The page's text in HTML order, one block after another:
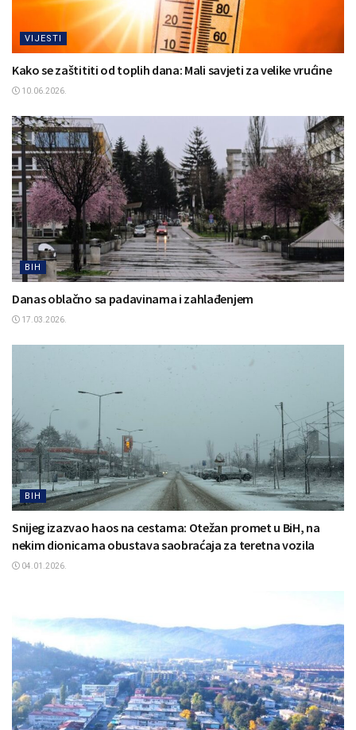
VIJESTI
Kako se zaštititi od toplih dana: Mali savjeti za velike vrućine
10.06.2026.
BIH
Danas oblačno sa padavinama i zahlađenjem
17.03.2026.
BIH
Snijeg izazvao haos na cestama: Otežan promet u BiH, na
nekim dionicama obustava saobraćaja za teretna vozila
04.01.2026.